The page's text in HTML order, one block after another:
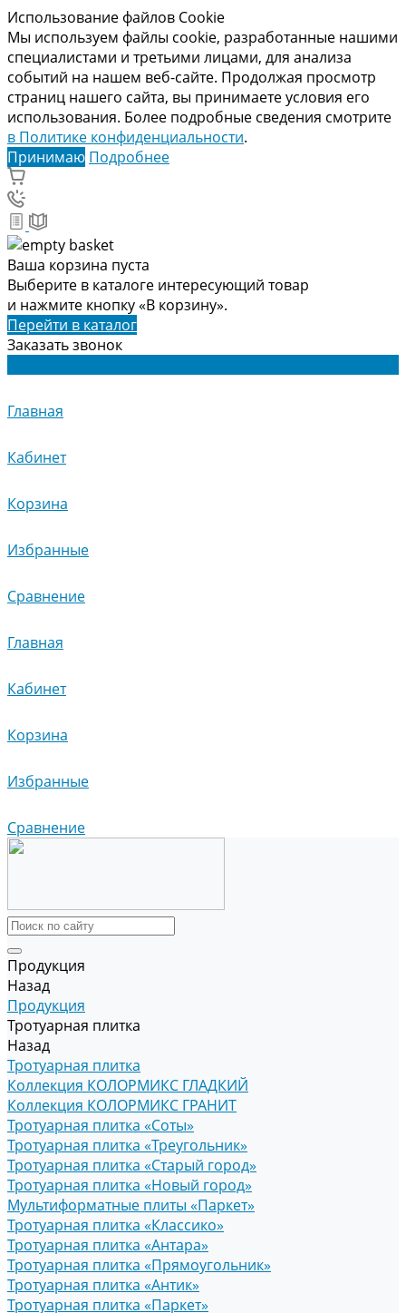
Использование файлов Cookie
Мы используем файлы cookie, разработанные нашими
специалистами и третьими лицами, для анализа
событий на нашем веб-сайте. Продолжая просмотр
страниц нашего сайта, вы принимаете условия его
использования. Более подробные сведения смотрите
в Политике конфиденциальности.
Принимаю Подробнее
Ваша корзина пуста
Выберите в каталоге интересующий товар
и нажмите кнопку «В корзину».
Перейти в каталог
Заказать звонок
Главная
Кабинет
Корзина
Избранные
Сравнение
Главная
Кабинет
Корзина
Избранные
Сравнение
Продукция
Назад
Продукция
Тротуарная плитка
Назад
Тротуарная плитка
Коллекция КОЛОРМИКС ГЛАДКИЙ
Коллекция КОЛОРМИКС ГРАНИТ
Тротуарная плитка «Соты»
Тротуарная плитка «Треугольник»
Тротуарная плитка «Старый город»
Тротуарная плитка «Новый город»
Мультиформатные плиты «Паркет»
Тротуарная плитка «Классико»
Тротуарная плитка «Антара»
Тротуарная плитка «Прямоугольник»
Тротуарная плитка «Антик»
Тротуарная плитка «Паркет»